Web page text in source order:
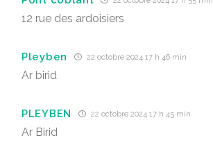
12 rue des ardoisiers
Pleyben 22 octobre 2024 17 h 46 min
Ar birid
PLEYBEN 22 octobre 2024 17 h 45 min
Ar Birid